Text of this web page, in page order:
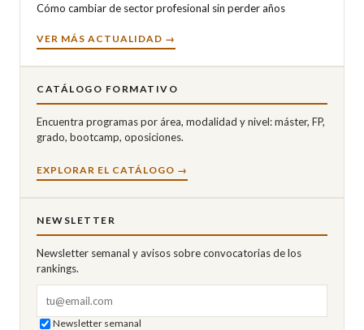
Cómo cambiar de sector profesional sin perder años
VER MÁS ACTUALIDAD →
CATÁLOGO FORMATIVO
Encuentra programas por área, modalidad y nivel: máster, FP,
grado, bootcamp, oposiciones.
EXPLORAR EL CATÁLOGO →
NEWSLETTER
Newsletter semanal y avisos sobre convocatorias de los
rankings.
Newsletter semanal